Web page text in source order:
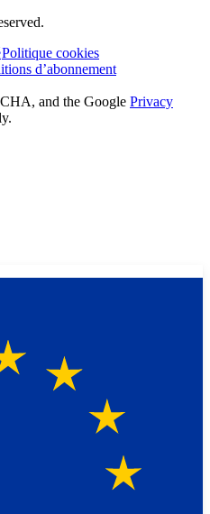
Politique cookies
d’abonnement
and the Google Privacy